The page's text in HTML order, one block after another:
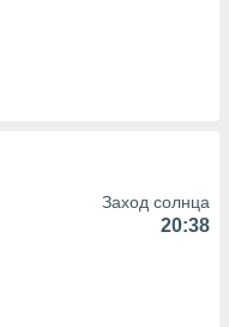
Заход солнца
20:38